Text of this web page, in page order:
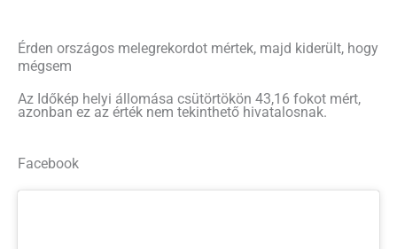
Érden országos melegrekordot mértek, majd kiderült, hogy
mégsem
Az Időkép helyi állomása csütörtökön 43,16 fokot mért,
azonban ez az érték nem tekinthető hivatalosnak.
Facebook